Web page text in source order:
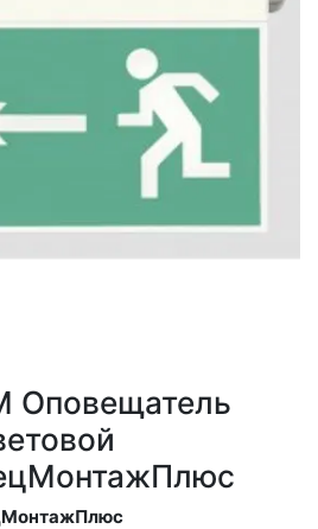
Оповещатель